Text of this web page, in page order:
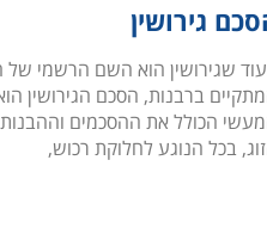
גירושין
שגירושין הוא השם הרשמי
ברבנות, הסכם הגירושין
הכולל את ההסכמים וההבנות
בכל הנוגע לחלוקת רכוש,